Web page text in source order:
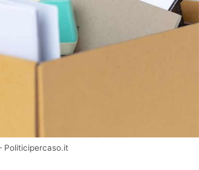
Politicipercaso.it